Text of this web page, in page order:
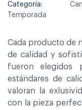
Categoría:
Temporada
Cada producto de
de calidad y
fueron elegidos
estándares de
valoran la
con la pieza